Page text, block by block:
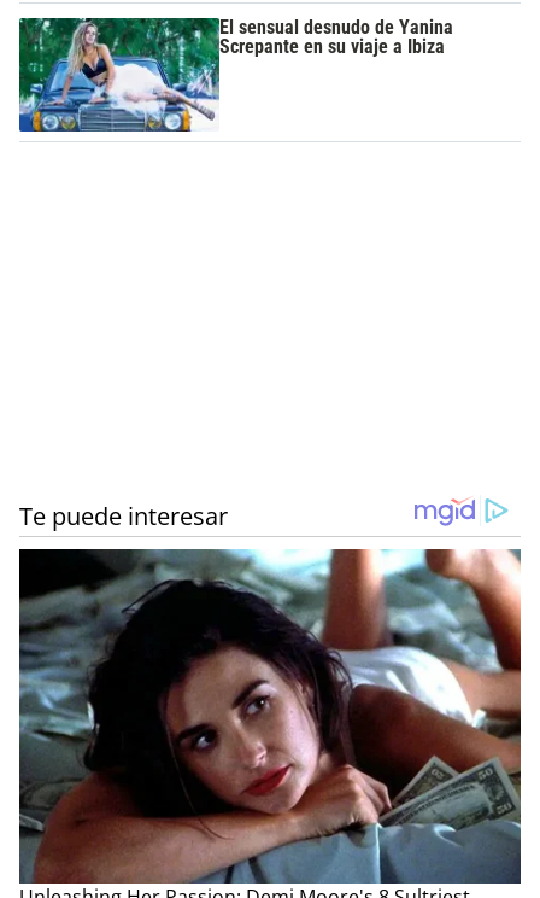
El sensual desnudo de Yanina
Screpante en su viaje a Ibiza